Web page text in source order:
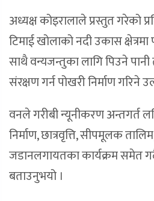
अध्यक्ष कोइरालाले प्रस्तुत गरेको
टिमाई खोलाको नदी उकास
साथै वन्यजन्तुका लागि पिउने
संरक्षण गर्न पोखरी निर्माण गरिने
वनले गरीबी न्यूनीकरण अन्तगर्त
निर्माण, छात्रवृत्ति, सीपमूलक
जडानलगायतका कार्यक्रम समेत
बताउनुभयो ।